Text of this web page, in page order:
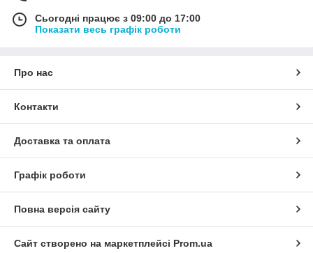
Сьогодні працює з 09:00 до 17:00
Показати весь графік роботи
Про нас
Контакти
Доставка та оплата
Графік роботи
Повна версія сайту
Сайт створено на маркетплейсі Prom.ua